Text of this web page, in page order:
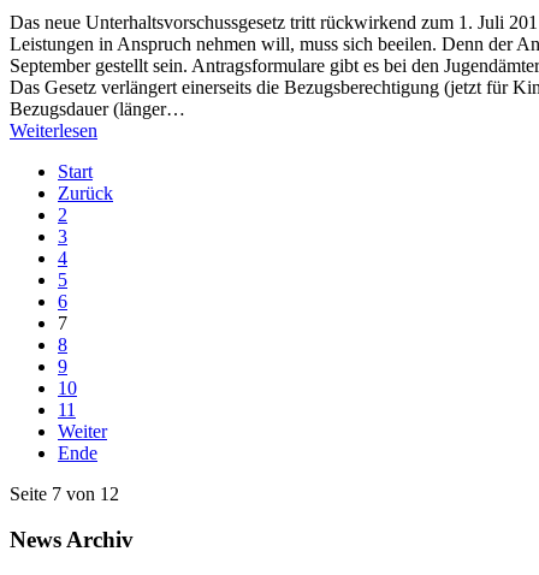
Das neue Unterhaltsvorschussgesetz tritt rückwirkend zum 1. Juli
Leistungen in Anspruch nehmen will, muss sich beeilen. Denn der
September gestellt sein. Antragsformulare gibt es bei den
Das Gesetz verlängert einerseits die Bezugsberechtigung (jetzt für
Bezugsdauer (länger…
Weiterlesen
Start
Zurück
2
3
4
5
6
7
8
9
10
11
Weiter
Ende
Seite 7 von 12
News Archiv